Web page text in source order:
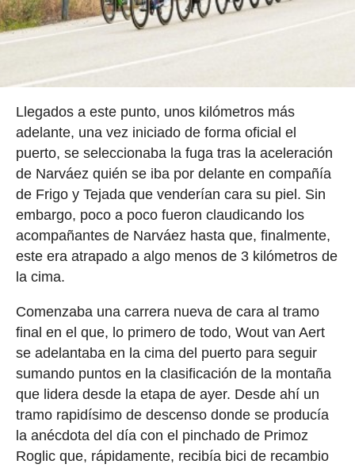
Llegados a este punto, unos kilómetros más
adelante, una vez iniciado de forma oficial el
puerto, se seleccionaba la fuga tras la aceleración
de Narváez quién se iba por delante en compañía
de Frigo y Tejada que venderían cara su piel. Sin
embargo, poco a poco fueron claudicando los
acompañantes de Narváez hasta que, finalmente,
este era atrapado a algo menos de 3 kilómetros de
la cima.
Comenzaba una carrera nueva de cara al tramo
final en el que, lo primero de todo, Wout van Aert
se adelantaba en la cima del puerto para seguir
sumando puntos en la clasificación de la montaña
que lidera desde la etapa de ayer. Desde ahí un
tramo rapidísimo de descenso donde se producía
la anécdota del día con el pinchado de Primoz
Roglic que, rápidamente, recibía bici de recambio